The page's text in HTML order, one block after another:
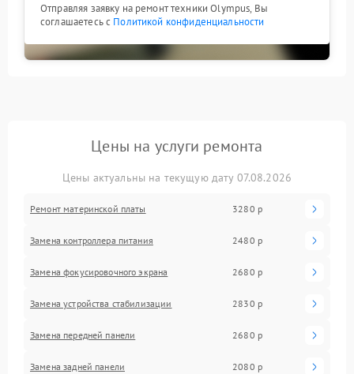
Отправляя заявку на ремонт техники Olympus, Вы
соглашаетесь с Политикой конфиденциальности
Цены на услуги ремонта
Цены актуальны на текущую дату 07.08.2026
Ремонт материнской платы 3280 р
Замена контроллера питания 2480 р
Замена фокусировочного экрана 2680 р
Замена устройства стабилизации 2830 р
Замена передней панели 2680 р
Замена задней панели 2080 р